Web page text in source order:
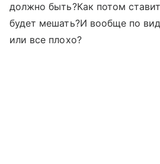
должно быть?Как потом
будет мешать?И вообще по
или все плохо?